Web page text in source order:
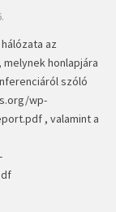
az
honlapjára
szóló
wp-
, valamint a